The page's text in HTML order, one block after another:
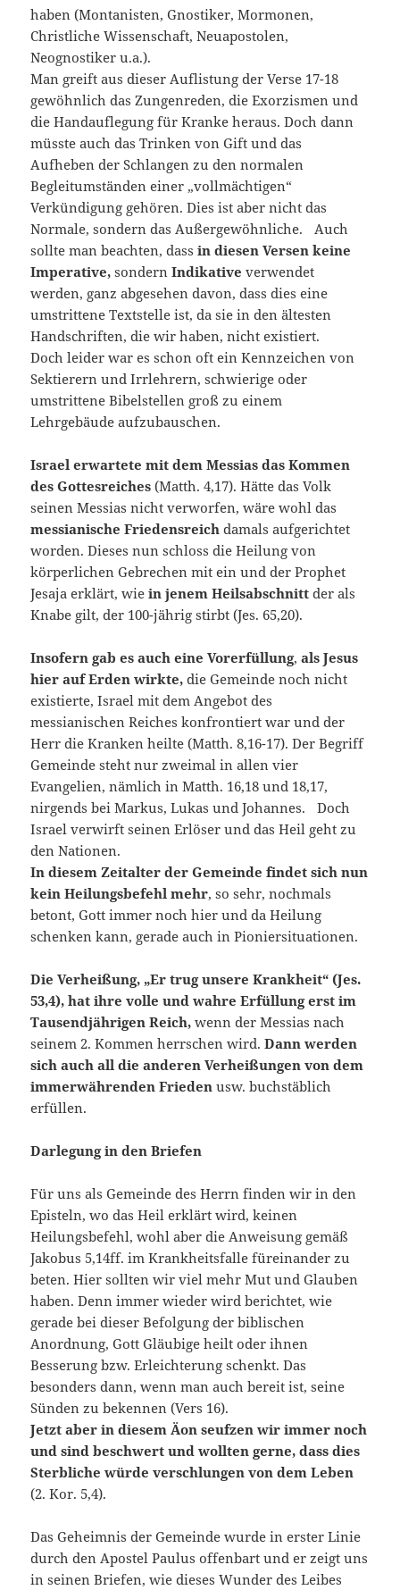
haben (Montanisten, Gnostiker, Mormonen,
Christliche Wissenschaft, Neuapostolen,
Neognostiker u.a.).
Man greift aus dieser Auflistung der Verse 17-18
gewöhnlich das Zungenreden, die Exorzismen und
die Handauflegung für Kranke heraus. Doch dann
müsste auch das Trinken von Gift und das
Aufheben der Schlangen zu den normalen
Begleitumständen einer „vollmächtigen“
Verkündigung gehören. Dies ist aber nicht das
Normale, sondern das Außergewöhnliche. Auch
sollte man beachten, dassin diesen Versen keine
Imperative, sondernIndikative verwendet
werden, ganz abgesehen davon, dass dies eine
umstrittene Textstelle ist, da sie in den ältesten
Handschriften, die wir haben, nicht existiert.
Doch leider war es schon oft ein Kennzeichen von
Sektierern und Irrlehrern, schwierige oder
umstrittene Bibelstellen groß zu einem
Lehrgebäude aufzubauschen.
Israel erwartete mit dem Messias das Kommen
des Gottesreiches (Matth. 4,17). Hätte das Volk
seinen Messias nicht verworfen, wäre wohl das
messianische Friedensreich damals aufgerichtet
worden. Dieses nun schloss die Heilung von
körperlichen Gebrechen mit ein und der Prophet
Jesaja erklärt, wiein jenem Heilsabschnitt der als
Knabe gilt, der 100-jährig stirbt (Jes. 65,20).
Insofern gab es auch eine Vorerfüllung,als Jesus
hier auf Erden wirkte, die Gemeinde noch nicht
existierte, Israel mit dem Angebot des
messianischen Reiches konfrontiert war und der
Herr die Kranken heilte (Matth. 8,16-17). Der Begriff
Gemeinde steht nur zweimal in allen vier
Evangelien, nämlich in Matth. 16,18 und 18,17,
nirgends bei Markus, Lukas und Johannes. Doch
Israel verwirft seinen Erlöser und das Heil geht zu
den Nationen.
In diesem Zeitalter der Gemeinde findet sich nun
kein Heilungsbefehl mehr, so sehr, nochmals
betont, Gott immer noch hier und da Heilung
schenken kann, gerade auch in Pioniersituationen.
Die Verheißung, „Er trug unsere Krankheit“ (Jes.
53,4), hat ihre volle und wahre Erfüllung erst im
Tausendjährigen Reich, wenn der Messias nach
seinem 2. Kommen herrschen wird.Dann werden
sich auch all die anderen Verheißungen von dem
immerwährenden Frieden usw. buchstäblich
erfüllen.
Darlegung in den Briefen
Für uns als Gemeinde des Herrn finden wir in den
Episteln, wo das Heil erklärt wird, keinen
Heilungsbefehl, wohl aber die Anweisung gemäß
Jakobus 5,14ff. im Krankheitsfalle füreinander zu
beten. Hier sollten wir viel mehr Mut und Glauben
haben. Denn immer wieder wird berichtet, wie
gerade bei dieser Befolgung der biblischen
Anordnung, Gott Gläubige heilt oder ihnen
Besserung bzw. Erleichterung schenkt. Das
besonders dann, wenn man auch bereit ist, seine
Sünden zu bekennen (Vers 16).
Jetzt aber in diesem Äon seufzen wir immer noch
und sind beschwert und wollten gerne, dass dies
Sterbliche würde verschlungen von dem Leben
(2. Kor. 5,4).
Das Geheimnis der Gemeinde wurde in erster Linie
durch den Apostel Paulus offenbart und er zeigt uns
in seinen Briefen, wie dieses Wunder des Leibes